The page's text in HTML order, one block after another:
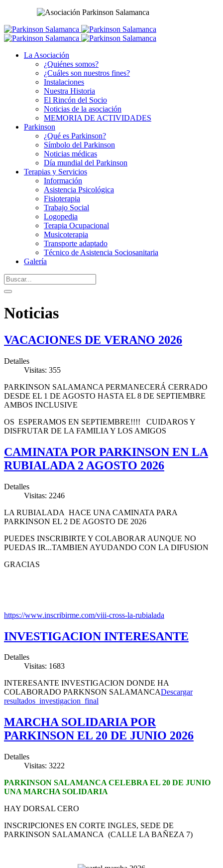
La Asociación
¿Quiénes somos?
¿Cuáles son nuestros fines?
Instalaciones
Nuestra Historia
El Rincón del Socio
Noticias de la asociación
MEMORIA DE ACTIVIDADES
Parkinson
¿Qué es Parkinson?
Símbolo del Parkinson
Noticias médicas
Día mundial del Parkinson
Terapias y Servicios
Información
Asistencia Psicológica
Fisioterapia
Trabajo Social
Logopedia
Terapia Ocupacional
Musicoterapia
Transporte adaptado
Técnico de Asistencia Sociosanitaria
Galería
Noticias
VACACIONES DE VERANO 2026
Detalles
Visitas: 355
PARKINSON SALAMANCA PERMANECERÁ CERRADO
DESDE EL 1 DE AGOSTO HASTA EL 8 DE SEPTIEMBRE
AMBOS INCLUSIVE
OS ESPERAMOS EN SEPTIEMBRE!!!! CUIDAROS Y
DISFRUTAR DE LA FAMILIA Y LOS AMIGOS
CAMINATA POR PARKINSON EN LA
RUBIALADA 2 AGOSTO 2026
Detalles
Visitas: 2246
LA RUBIALADA HACE UNA CAMINATA PARA
PARKINSON EL 2 DE AGOSTO DE 2026
PUEDES INSCRIBIRTE Y COLABORAR AUNQUE NO
PUEDAS IR...TAMBIEN AYUDANDO CON LA DIFUSION
GRACIAS
https://www.inscribirme.com/viii-cross-la-rubialada
INVESTIGACION INTERESANTE
Detalles
Visitas: 1683
INTERESANTE INVESTIGACION DONDE HA
COLABORADO PARKNSON SALAMANCADescargar
resultados_investigacion_final
MARCHA SOLIDARIA POR
PARKINSON EL 20 DE JUNIO 2026
Detalles
Visitas: 3222
PARKINSON SALAMANCA CELEBRA EL 20 DE JUNIO
UNA MARCHA SOLIDARIA
HAY DORSAL CERO
INSCRIPCIONES EN CORTE INGLES, SEDE DE
PARKINSON SALAMANCA (CALLE LA BAÑEZA 7)